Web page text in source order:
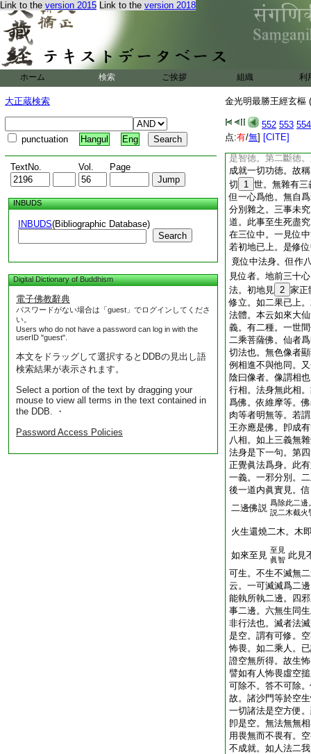
Link to the version 2015 Link to the version 2018
ホーム 検索 ご挨拶 組織 利
大正蔵検索
punctuation Hangul Eng
TextNo. Vol. Page
INBUDS
INBUDS(Bibliographic Database)
Search
Digital Dictionary of Buddhism
電子佛教辭典
パスワードがない場合は「guest」でログインしてくださ
い。
Users who do not have a password can log in with the
userID "guest".
本文をドラッグして選択するとDDBの見出し語
検索結果が表示されます。
Select a portion of the text by dragging your
mouse to view all terms in the text contained in
the DDB. ・
Password Access Policies
金光明最勝王經玄樞
552 553 554
点:有/無] [CITE]
一百四十法。亦有
下地共。故言獨法
此三種獨法顯四義
獨法者。無等有四
不生等意
劣。定勝他故。三
動。四精進無等。
是智徳。第二斷徳
成就一切功徳。故
切
1 世。無雜有三
但一心爲他。無自
分別雜之。三事未
道。此事至生死盡
在三位中。一見位
若初地已上。是修
竟位中法身。但作
見位者。地前三十
法。初地見 2 家正
修立。如二果已上
法體。本云如來大
義。有二種。一世
二乘菩薩佛。仙者
切法也。無色像者
例相進不與他同。
陰曰像者。像謂相
行相。法身無此相
爲佛。依維摩等。
肉等者明無等。若
王亦應是佛。卽成
八相。如上三義無
法身是下一句。第
正覺眞法爲身。此
一義。一邪分別。
後一道内眞實見。
二邊佛説 爲除此二邊
説二木截火
火生還燒二木。木
如來至見 至見
眞智 此見
可生。不生不滅無
云。一可滅滅爲二
能執所執二邊。四
事二邊。六無生同
非行法也。滅者法
是空。謂有可修。
怖畏。如二乘人。
證空無所得。故生
譬如有人怖畏虛空
可除不。答不可除
故。諸沙門等於空
一切諸法是空方便
卽是空。無法無無
用畏無而不畏有。
不成就。如人法二